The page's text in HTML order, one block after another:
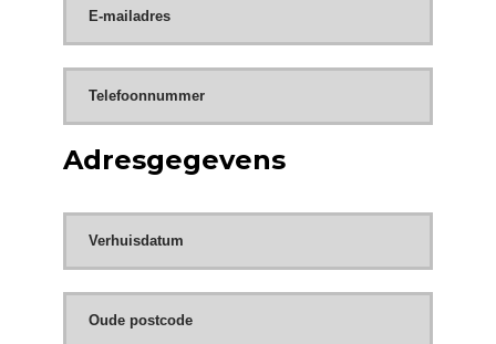
Adresgegevens